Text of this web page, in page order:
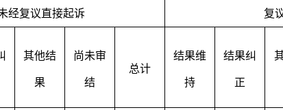
经复议直接起诉 复
其他结
果
尚未审
结
总计
结果维
持
结果纠
正